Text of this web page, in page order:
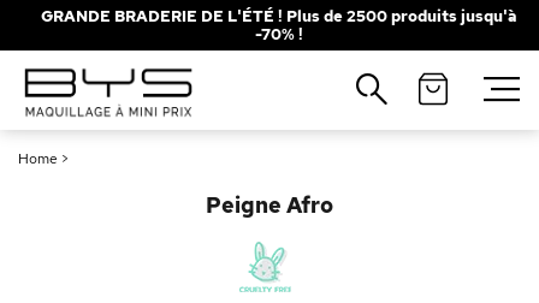
GRANDE BRADERIE DE L'ÉTÉ ! Plus de 2500 produits jusqu'à
-70% !
Home >
Peigne Afro
Fermer
Recherches populaires